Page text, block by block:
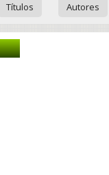
Títulos Autores